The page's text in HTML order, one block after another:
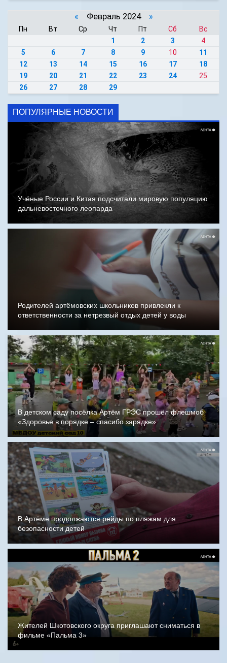
« Февраль 2024 »
Пн Вт Ср Чт Пт Сб
Вс
1
2 3
4
5
6 7 8 9 10
11
12
13 14 15 16 17
18
19
20 21 22 23 24
25
26
27 28 29
ПОПУЛЯРНЫЕ НОВОСТИ
Учёные России и Китая подсчитали мировую популяцию
дальневосточного леопарда
Родителей артёмовских школьников привлекли к
ответственности за нетрезвый отдых детей у воды
В детском саду посёлка Артём ГРЭС прошёл флешмоб
«Здоровье в порядке – спасибо зарядке»
В Артёме продолжаются рейды по пляжам для
безопасности детей
Жителей Шкотовского округа приглашают сниматься в
фильме «Пальма 3»